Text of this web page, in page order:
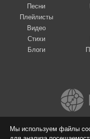
Мы используем файлы
Песни
Плейлисты
Видео
Стихи
Блоги